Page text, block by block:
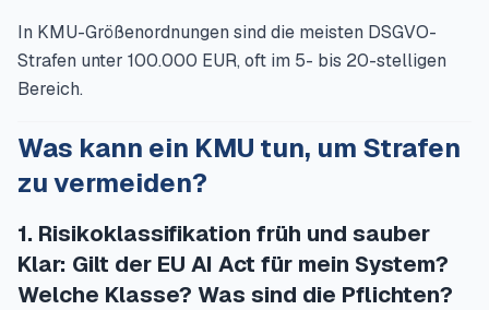
In KMU-Größenordnungen sind die meisten DSGVO-
Strafen unter 100.000 EUR, oft im 5- bis 20-stelligen
Bereich.
Was kann ein KMU tun, um Strafen
zu vermeiden?
1. Risikoklassifikation früh und sauber
Klar: Gilt der EU AI Act für mein System?
Welche Klasse? Was sind die Pflichten?